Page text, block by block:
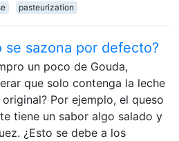
pasteurization
se sazona por defecto?
un poco de Gouda,
que solo contenga la leche
Por ejemplo, el queso
tiene un sabor algo salado y
¿Esto se debe a los